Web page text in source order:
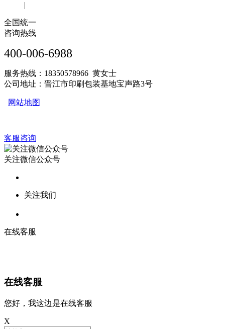
|
全国统一
咨询热线
400-006-6988
服务热线：18350578966 黄女士
公司地址：晋江市印刷包装基地宝声路3号
网站地图
客服咨询
关注微信公众号
关注我们
在线客服
在线客服
您好，我这边是在线客服
X